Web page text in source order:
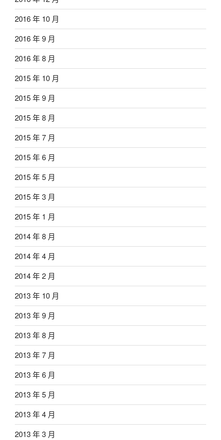
2016 年 10 月
2016 年 9 月
2016 年 8 月
2015 年 10 月
2015 年 9 月
2015 年 8 月
2015 年 7 月
2015 年 6 月
2015 年 5 月
2015 年 3 月
2015 年 1 月
2014 年 8 月
2014 年 4 月
2014 年 2 月
2013 年 10 月
2013 年 9 月
2013 年 8 月
2013 年 7 月
2013 年 6 月
2013 年 5 月
2013 年 4 月
2013 年 3 月